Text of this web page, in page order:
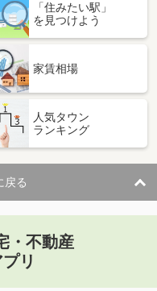
「住みたい駅」
を見つけよう
家賃相場
人気タウン
ランキング
戻る
・不動産
リ